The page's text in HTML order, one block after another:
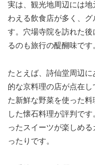
実は、観光地周辺には
わえる飲食店が多く、
す。穴場寺院を訪れた
るのも旅行の醍醐味です
たとえば、詩仙堂周辺
的な京料理の店が点在
た新鮮な野菜を使った
した懐石料理が評判で
ったスイーツが楽しめ
ったりです。